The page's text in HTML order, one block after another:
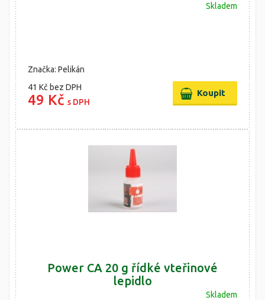
Skladem
Značka: Pelikán
41 Kč bez DPH
49 Kč s DPH
Power CA 20 g řídké vteřinové
lepidlo
Skladem